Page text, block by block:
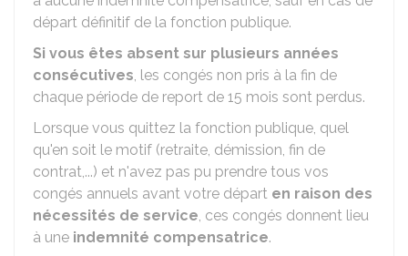
départ définitif de la fonction publique.
Si vous êtes absent sur plusieurs années
consécutives, les congés non pris à la fin de
chaque période de report de 15 mois sont perdus.
Lorsque vous quittez la fonction publique, quel
qu'en soit le motif (retraite, démission, fin de
contrat,...) et n'avez pas pu prendre tous vos
congés annuels avant votre départ en raison des
nécessités de service, ces congés donnent lieu
à une indemnité compensatrice.